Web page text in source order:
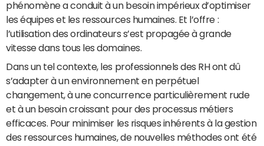
phénomène a conduit à un besoin impérieux d’optimiser
les équipes et les ressources humaines. Et l’offre :
l’utilisation des ordinateurs s’est propagée à grande
vitesse dans tous les domaines.
Dans un tel contexte, les professionnels des RH ont dû
s’adapter à un environnement en perpétuel
changement, à une concurrence particulièrement rude
et à un besoin croissant pour des processus métiers
efficaces. Pour minimiser les risques inhérents à la gestion
des ressources humaines, de nouvelles méthodes ont été